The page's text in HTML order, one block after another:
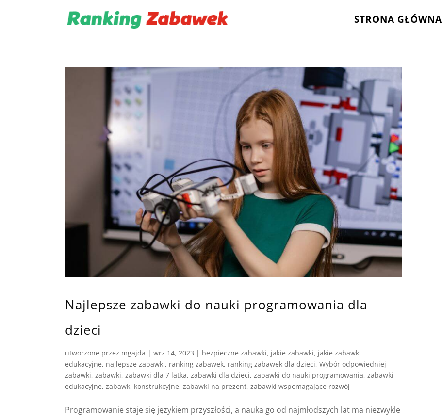
STRONA GŁÓWNA
Najlepsze zabawki do nauki programowania dla
dzieci
utworzone przez mgajda |wrz 14, 2023 | bezpieczne zabawki, jakie zabawki, jakie zabawki
edukacyjne, najlepsze zabawki, ranking zabawek, ranking zabawek dla dzieci,Wybór odpowiedniej
zabawki,zabawki,zabawki dla 7 latka,zabawki dla dzieci,zabawki do nauki programowania,zabawki
edukacyjne,zabawki konstrukcyjne,zabawki na prezent,zabawki wspomagające rozwój
Programowanie staje się językiem przyszłości, a nauka go od najmłodszych lat ma niezwykle